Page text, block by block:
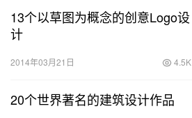
13个以草图为概念的创意Logo设
计
2014年03月21日 4.5K
20个世界著名的建筑设计作品